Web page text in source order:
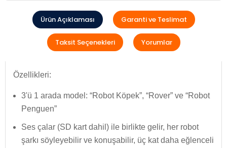
Ürün Açıklaması Garanti ve Teslimat
Taksit Seçenekleri Yorumlar
Özellikleri:
3'ü 1 arada model: “Robot Köpek”, “Rover” ve “Robot
Penguen”
Ses çalar (SD kart dahil) ile birlikte gelir, her robot
şarkı söyleyebilir ve konuşabilir, üç kat daha eğlenceli